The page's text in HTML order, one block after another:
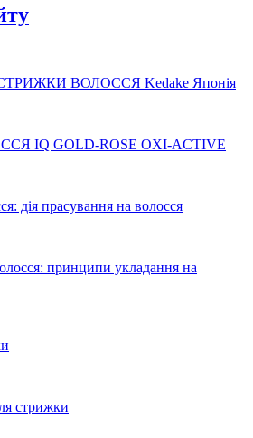
ВОЛОССЯ Kedake Японія
IQ GOLD-ROSE OXI-ACTIVE
дія прасування на волосся
принципи укладання на
стрижки